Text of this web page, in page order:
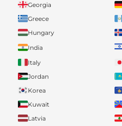
Georgia
Greece
Hungary
India
Italy
Jordan
Korea
Kuwait
Latvia